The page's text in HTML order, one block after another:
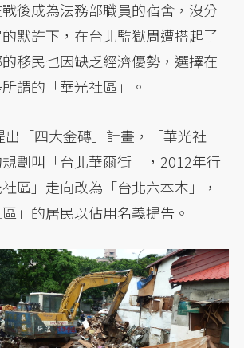
後成為法務部職員的宿舍，沒分
默許下，在台北監獄周遭搭起了
的移民也因缺乏經濟優勢，選擇在
謂的「華光社區」。
「四大金磚」計畫，「華光社
劃叫「台北華爾街」，2012年行
區」走向改為「台北六本木」，
」的居民以佔用名義提告。